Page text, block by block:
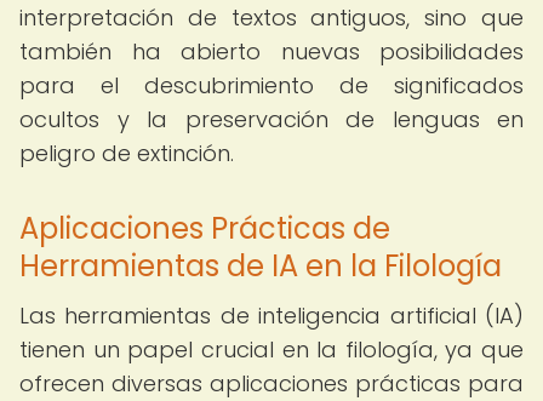
interpretación de textos antiguos, sino que
también ha abierto nuevas posibilidades
para el descubrimiento de significados
ocultos y la preservación de lenguas en
peligro de extinción.
Aplicaciones Prácticas de
Herramientas de IA en la Filología
Las herramientas de inteligencia artificial (IA)
tienen un papel crucial en la filología, ya que
ofrecen diversas aplicaciones prácticas para